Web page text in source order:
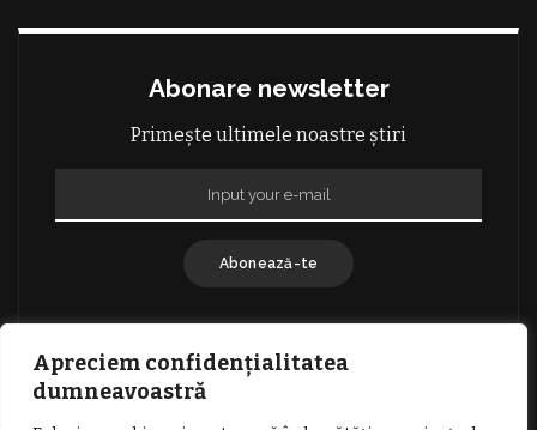
Apreciem confidențialitatea
dumneavoastră
Abonare newsletter
Primește ultimele noastre știri
Abonează-te